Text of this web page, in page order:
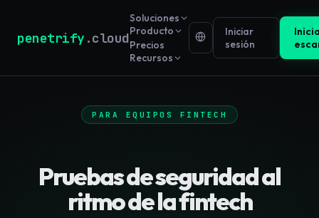
penetrify .cloud
Soluciones
Producto
Precios
Recursos
Iniciar
sesión
PARA EQUIPOS FINTECH
Pruebas de seguridad al
ritmo de la fintech